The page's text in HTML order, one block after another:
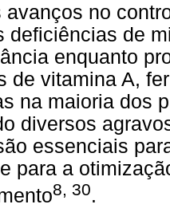
avanços no
deficiências de
enquanto
de vitamina A,
na maioria dos
diversos
essenciais
para a
8, 30.